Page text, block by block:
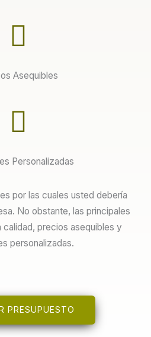
Asequibles
Personalizadas
por las cuales usted debería
No obstante, las principales
precios asequibles y
personalizadas.
PRESUPUESTO